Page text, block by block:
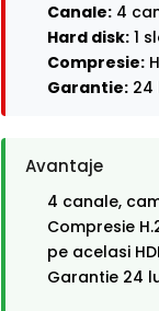
Canale: 4
Hard disk: 1
Compresie:
Garantie: 24
Avantaje
4 canale,
Compresie
pe acelasi
Garantie 24